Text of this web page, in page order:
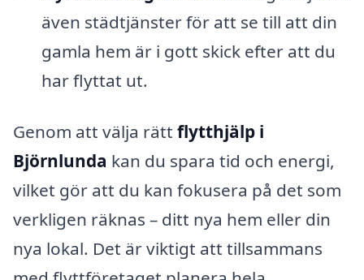
även städtjänster för att se till att din
gamla hem är i gott skick efter att du
har flyttat ut.
Genom att välja rätt flytthjälp i
Björnlunda kan du spara tid och energi,
vilket gör att du kan fokusera på det som
verkligen räknas – ditt nya hem eller din
nya lokal. Det är viktigt att tillsammans